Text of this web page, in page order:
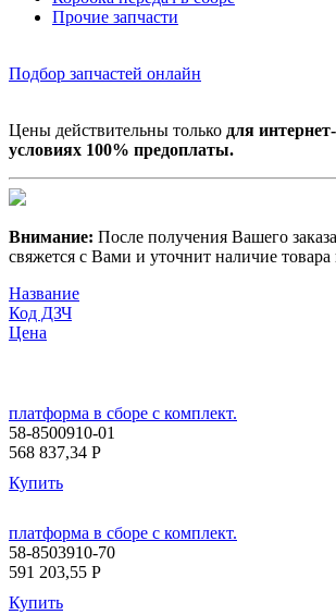
Прочие запчасти
Подбор запчастей онлайн
Цены действительны только для
условиях 100% предоплаты.
Внимание: После получения Вашего
свяжется с Вами и уточнит наличие товара
Название
Код ДЗЧ
Цена
платформа в сборе с комплект.
58-8500910-01
568 837,34 P
Купить
платформа в сборе с комплект.
58-8503910-70
591 203,55 P
Купить